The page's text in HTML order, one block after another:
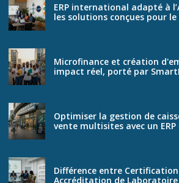
ERP international adapté à
les solutions conçues pour
Microfinance et création
impact réel, porté par
Optimiser la gestion de
vente multisites avec un ERP
Différence entre Certification
Accréditation de Laboratoire